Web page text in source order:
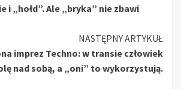
i „hołd”. Ale „bryka” nie zbawi
NASTĘPNY ARTYKUŁ
imprez Techno: w transie człowiek
nad sobą, a „oni” to wykorzystują.